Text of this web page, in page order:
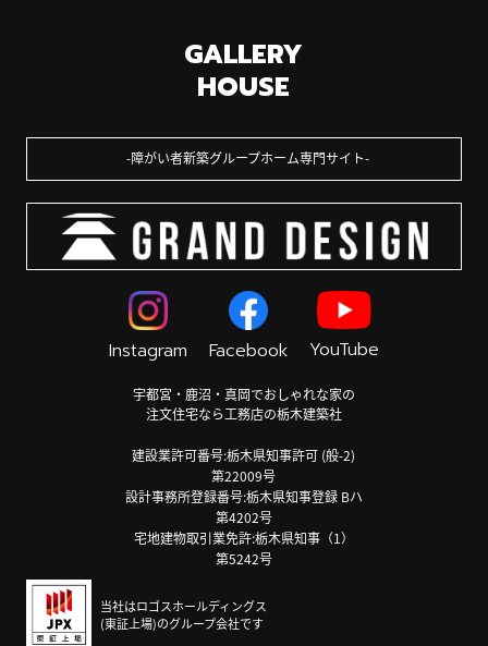
GALLERY
HOUSE
障がい者新築グループホーム専門サイト
Instagram Facebook YouTube
宇都宮・鹿沼・真岡でおしゃれな家の
注文住宅なら工務店の栃木建築社
建設業許可番号:栃木県知事許可 (般-2)
第22009号
設計事務所登録番号:栃木県知事登録 Bハ
第4202号
宅地建物取引業免許:栃木県知事（1）
第5242号
当社はロゴスホールディングス
(東証上場)のグループ会社です